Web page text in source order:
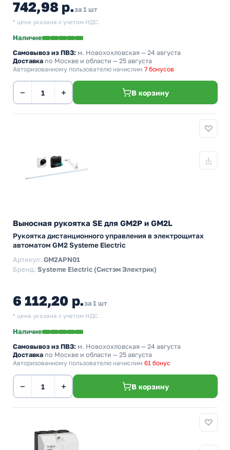
742,98 р.за 1 шт
* цена указана с учетом НДС.
Наличие
Самовывоз из ПВЗ: м. Новохохловская — 24 августа
Доставка по Москве и области — 25 августа
Авторизованному пользователю начислим 7 бонусов
− + В корзину
Выносная рукоятка SE для GM2P и GM2L
Рукоятка дистанционного управления в электрощитах
автоматом GM2 Systeme Electric
Артикул: GM2APN01
Бренд: Systeme Electric (Систэм Электрик)
6 112,20 р.за 1 шт
* цена указана с учетом НДС.
Наличие
Самовывоз из ПВЗ: м. Новохохловская — 24 августа
Доставка по Москве и области — 25 августа
Авторизованному пользователю начислим 61 бонус
− + В корзину